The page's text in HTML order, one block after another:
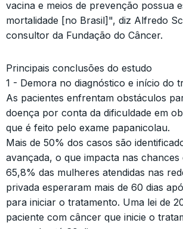
vacina e meios de prevenção possua
mortalidade [no Brasil]", diz Alfredo
consultor da Fundação do Câncer.
Principais conclusões do estudo
1 - Demora no diagnóstico e início do
As pacientes enfrentam obstáculos
doença por conta da dificuldade em
que é feito pelo exame papanicolau.
Mais de 50% dos casos são
avançada, o que impacta nas chances
65,8% das mulheres atendidas nas
privada esperaram mais de 60 dias
para iniciar o tratamento. Uma lei de
paciente com câncer que inicie o